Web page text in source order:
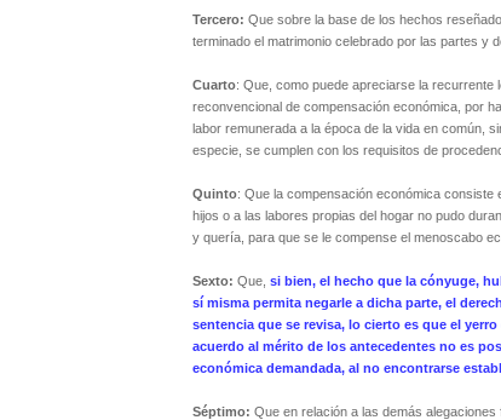
Tercero: Que sobre la base de los hechos
terminado el matrimonio celebrado por las partes y
Cuarto: Que, como puede apreciarse la recurrente
reconvencional de compensación económica, por
labor remunerada a la época de la vida en común,
especie, se cumplen con los requisitos de
Quinto: Que la compensación económica
hijos o a las labores propias del hogar no pudo
y quería, para que se le compense el menoscabo
Sexto: Que, si bien, el hecho que la cónyuge,
sí misma permita negarle a dicha parte, el
sentencia que se revisa, lo cierto es que el
acuerdo al mérito de los antecedentes no es
económica demandada, al no encontrarse
Séptimo: Que en relación a las demás